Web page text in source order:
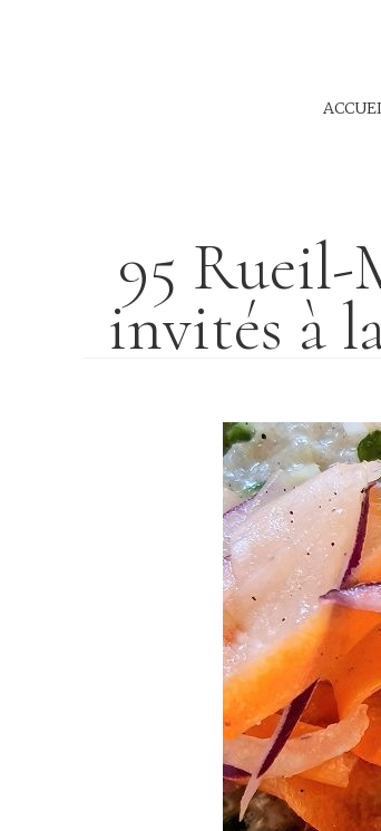
95 Rueil-
invités à